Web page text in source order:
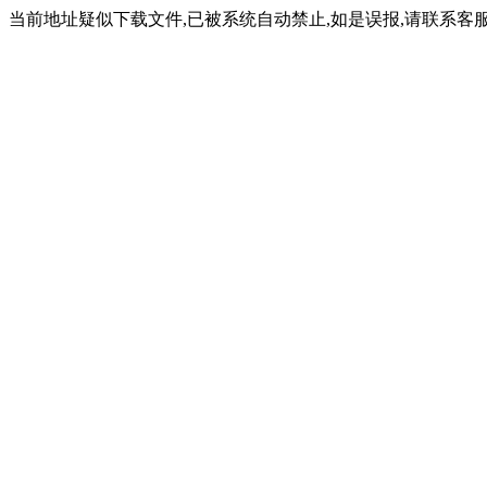
当前地址疑似下载文件,已被系统自动禁止,如是误报,请联系客